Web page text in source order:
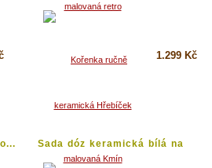
1.299 Kč
Sada dóz keramická bílá na
kávu,...